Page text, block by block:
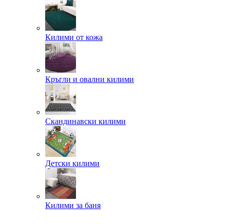
Килими от кожа
Кръгли и овални килими
Скандинавски килими
Детски килими
Килими за баня